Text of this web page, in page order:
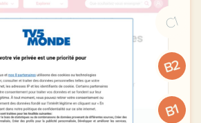
C1
B2
B1